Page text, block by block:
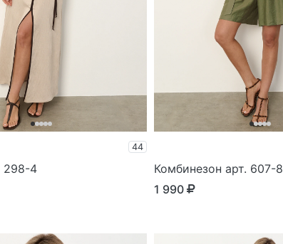
44
298-4
Комбинезон арт. 607-8
1 990